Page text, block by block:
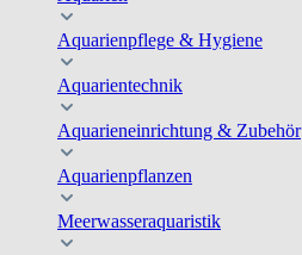
Aquarienpflege & Hygiene
Aquarientechnik
Aquarieneinrichtung & Zubehör
Aquarienpflanzen
Meerwasseraquaristik